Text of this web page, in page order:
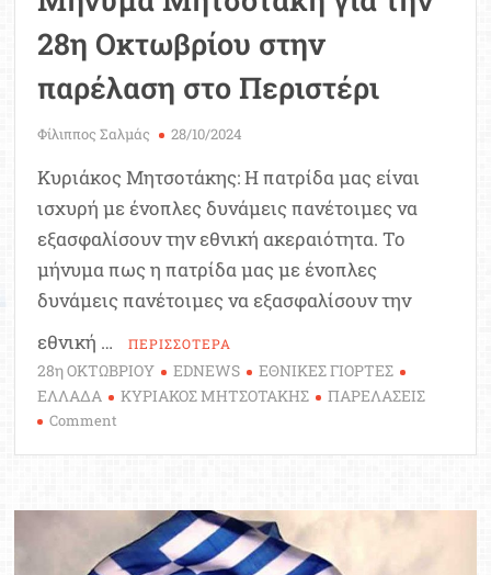
28η Οκτωβρίου στην
παρέλαση στο Περιστέρι
Φίλιππος Σαλμάς 28/10/2024
Κυριάκος Μητσοτάκης: Η πατρίδα μας είναι
ισχυρή με ένοπλες δυνάμεις πανέτοιμες να
εξασφαλίσουν την εθνική ακεραιότητα. Το
μήνυμα πως η πατρίδα μας με ένοπλες
δυνάμεις πανέτοιμες να εξασφαλίσουν την
εθνική …
ΠΕΡΙΣΣΟΤΕΡΑ
28η ΟΚΤΩΒΡΙΟΥ EDNEWS
ΕΘΝΙΚΕΣ ΓΙΟΡΤΕΣ
ΕΛΛΑΔΑ
ΚΥΡΙΑΚΟΣ ΜΗΤΣΟΤΑΚΗΣ ΠΑΡΕΛΑΣΕΙΣ
Comment
την
28η
Οκτωβρίου